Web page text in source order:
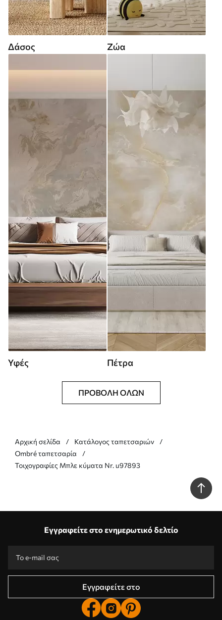
Δάσος Ζώα
Υφές Πέτρα
ΠΡΟΒΟΛΉ ΌΛΩΝ
Αρχική σελίδα
Κατάλογος ταπετσαριών
Ombré ταπετσαρία
Τοιχογραφίες Μπλε κύματα Nr. u97893
Εγγραφείτε στο ενημερωτικό δελτίο
Εγγραφείτε στο